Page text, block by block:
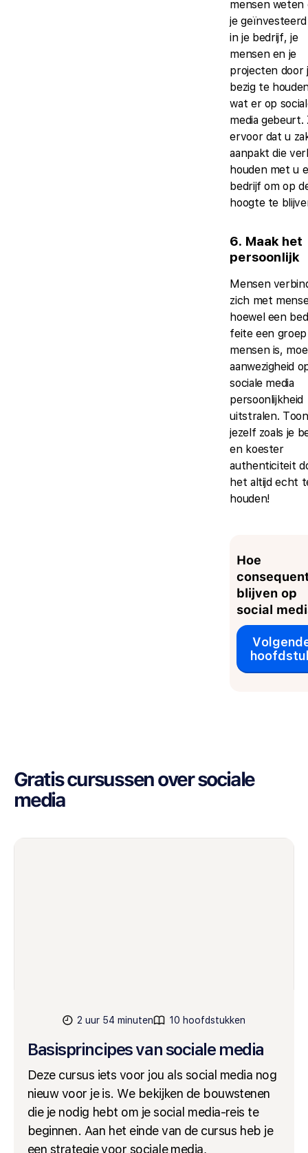
mensen weten
je
in je bedrijf, je
mensen en je
projecten door
bezig te
wat er op
media gebeurt.
ervoor dat u
aanpakt die
houden met u
bedrijf om op
hoogte te
6. Maak het
persoonlijk
Mensen
zich met
hoewel een
feite een groep
mensen is,
aanwezigheid
sociale media
persoonlijkheid
uitstralen. Toon
jezelf zoals je
en koester
authenticiteit
het altijd echt
houden!
Hoe
blijven op
social
Gratis cursussen over sociale
media
2 uur 54 minuten 10 hoofdstukken
Basisprincipes van sociale media
Deze cursus iets voor jou als social media nog
nieuw voor je is. We bekijken de bouwstenen
die je nodig hebt om je social media-reis te
beginnen. Aan het einde van de cursus heb je
een strategie voor sociale media,